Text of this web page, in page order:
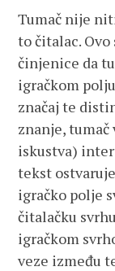
Tumač nije
to čitalac. Ovo
činjenice da
igračkom
značaj te
znanje,
iskustva)
tekst
igračko polje
čitalačku
igračkom
veze između